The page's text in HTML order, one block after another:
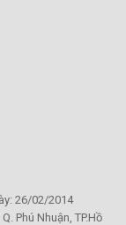
26/02/2014
Phú Nhuận, TP.Hồ